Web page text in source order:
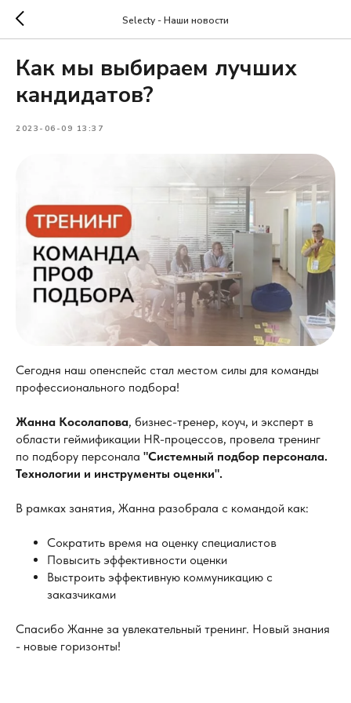
Selecty - Наши новости
Как мы выбираем лучших
кандидатов?
2023-06-09 13:37
Сегодня наш опенспейс стал местом силы для команды
профессионального подбора!
Жанна Косолапова, бизнес-тренер, коуч, и эксперт в
области геймификации HR-процессов, провела тренинг
по подбору персонала "Системный подбор персонала.
Технологии и инструменты оценки".
В рамках занятия, Жанна разобрала с командой как:
Сократить время на оценку специалистов
Повысить эффективности оценки
Выстроить эффективную коммуникацию с
заказчиками
Спасибо Жанне за увлекательный тренинг. Новый знания
- новые горизонты!